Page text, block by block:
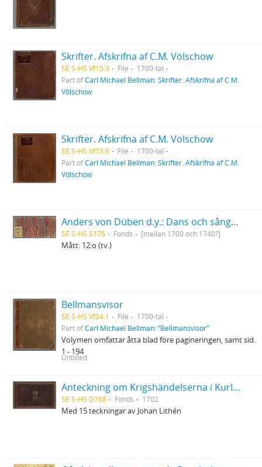
Skrifter. Afskrifna af C.M. Völschow
SE S-HS Vf15:3 File
1700-tal
Part ofCarl Michael Bellman: Skrifter. Afskrifna af C.M.
Völschow
Skrifter. Afskrifna af C.M. Völschow
SE S-HS Vf15:6 File
1700-tal
Part ofCarl Michael Bellman: Skrifter. Afskrifna af C.M.
Völschow
Anders von Düben d.y.: Dans och sångmelodier samt marscher etc., dels i gammal tabulatur, dels i fem-linjesystemets notskrift
SE S-HS S175 Fonds [mellan 1700 och 1740?]
Mått: 12:o (tv.)
Bellmansvisor
SE S-HS Vf24:1 File
1700-tal
Part ofCarl Michael Bellman: ”Bellmansvisor”
Volymen omfattar åtta blad före pagineringen, samt sid.
1 - 194
Untitled
Anteckning om Krigshändelserna i Kurland uti Kon. Karl XIIs tid, under GeneralMajoren C.M. Stuart, af Er. Dahlberg
SE S-HS D768 Fonds 1702
Med 15 teckningar av Johan Lithén